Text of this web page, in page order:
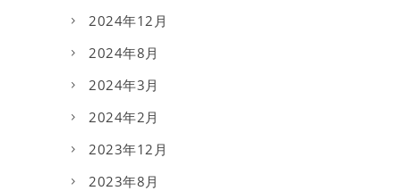
2024年12月
2024年8月
2024年3月
2024年2月
2023年12月
2023年8月